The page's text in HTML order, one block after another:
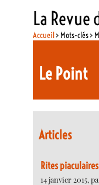
La Revue
Accueil> Mots-clés >
Le Point
Articles
Rites
14 janvier 2015,